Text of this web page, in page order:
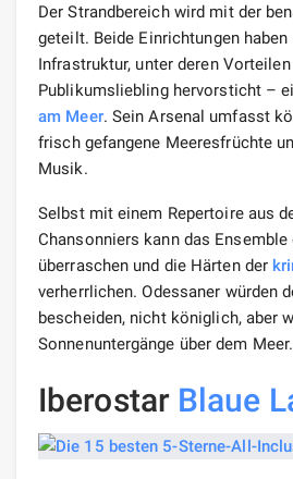
Der Strandbereich wird mit der
geteilt. Beide Einrichtungen
Infrastruktur, unter deren
Publikumsliebling hervorsticht –
am Meer. Sein Arsenal umfasst
frisch gefangene Meeresfrüchte
Musik.
Selbst mit einem Repertoire aus
Chansonniers kann das Ensemble
überraschen und die Härten der
verherrlichen. Odessaner würden
bescheiden, nicht königlich, aber
Sonnenuntergänge über dem Meer.
Iberostar Blaue